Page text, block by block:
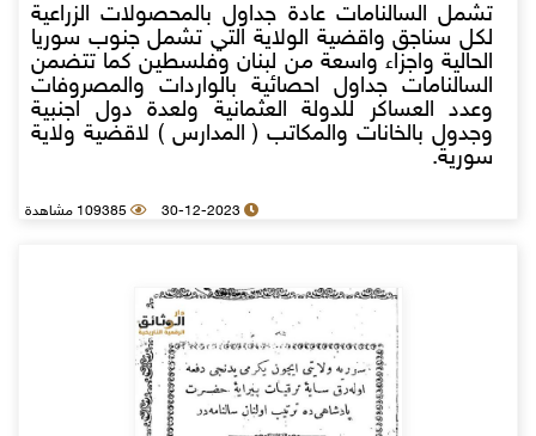
تشمل السالنامات عادة جداول بالمحصولات الزراعية
لكل سناجق واقضية الولاية التي تشمل جنوب سوريا
الحالية واجزاء واسعة من لبنان وفلسطين كما تتضمن
السالنامات جداول احصائية بالواردات والمصروفات
وعدد العساكر للدولة العثمانية ولعدة دول اجنبية
وجدول بالخانات والمكاتب ( المدارس ) لاقضية ولاية
سورية.
30-12-2023 109385 مشاهدة